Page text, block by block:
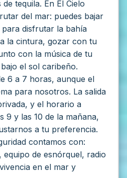
tequila. En El Cielo
del mar: puedes bajar
disfrutar la bahía
la cintura, gozar con tu
con la música de tu
el sol caribeño.
6 a 7 horas, aunque el
para nosotros. La salida
y el horario a
9 y las 10 de la mañana,
a tu preferencia.
contamos con:
equipo de esnórquel, radio
en el mar y